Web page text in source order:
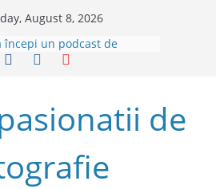
August 8, 2026
începi un podcast de
pentru cele mai bune
spontane
pentru fotografia creativă
foto mirrorless în
de